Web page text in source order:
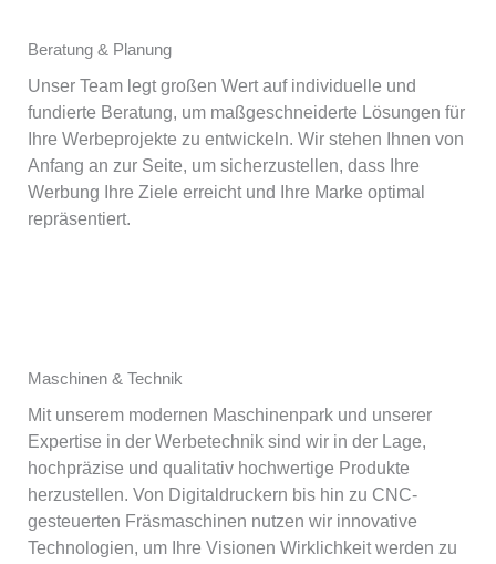
Beratung & Planung
Unser Team legt großen Wert auf individuelle und
fundierte Beratung, um maßgeschneiderte Lösungen für
Ihre Werbeprojekte zu entwickeln. Wir stehen Ihnen von
Anfang an zur Seite, um sicherzustellen, dass Ihre
Werbung Ihre Ziele erreicht und Ihre Marke optimal
repräsentiert.
Maschinen & Technik
Mit unserem modernen Maschinenpark und unserer
Expertise in der Werbetechnik sind wir in der Lage,
hochpräzise und qualitativ hochwertige Produkte
herzustellen. Von Digitaldruckern bis hin zu CNC-
gesteuerten Fräsmaschinen nutzen wir innovative
Technologien, um Ihre Visionen Wirklichkeit werden zu